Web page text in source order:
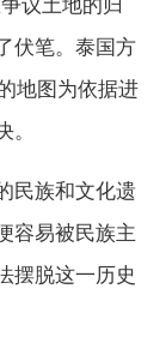
议土地的归
伏笔。泰国方
地图为依据进
族和文化遗
容易被民族主
摆脱这一历史